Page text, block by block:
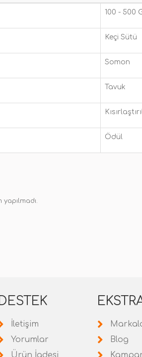
100 - 500
Keçi Sütü
Somon
Tavuk
Ödül
İletişim
Yorumlar
Ürün İadesi
Blog